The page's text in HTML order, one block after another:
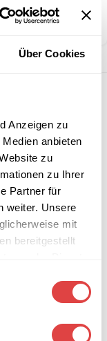
Über Cookies
Anzeigen zu
anbieten
zu
zu Ihrer
Partner für
weiter. Unsere
mit
bereitgestellt